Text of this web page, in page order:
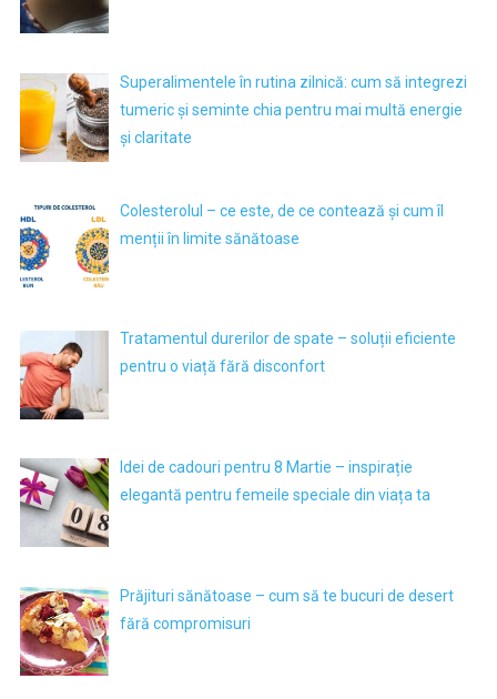
Superalimentele în rutina zilnică: cum să integrezi
tumeric și seminte chia pentru mai multă energie
și claritate
Colesterolul – ce este, de ce contează și cum îl
menții în limite sănătoase
Tratamentul durerilor de spate – soluții eficiente
pentru o viață fără disconfort
Idei de cadouri pentru 8 Martie – inspirație
elegantă pentru femeile speciale din viața ta
Prăjituri sănătoase – cum să te bucuri de desert
fără compromisuri